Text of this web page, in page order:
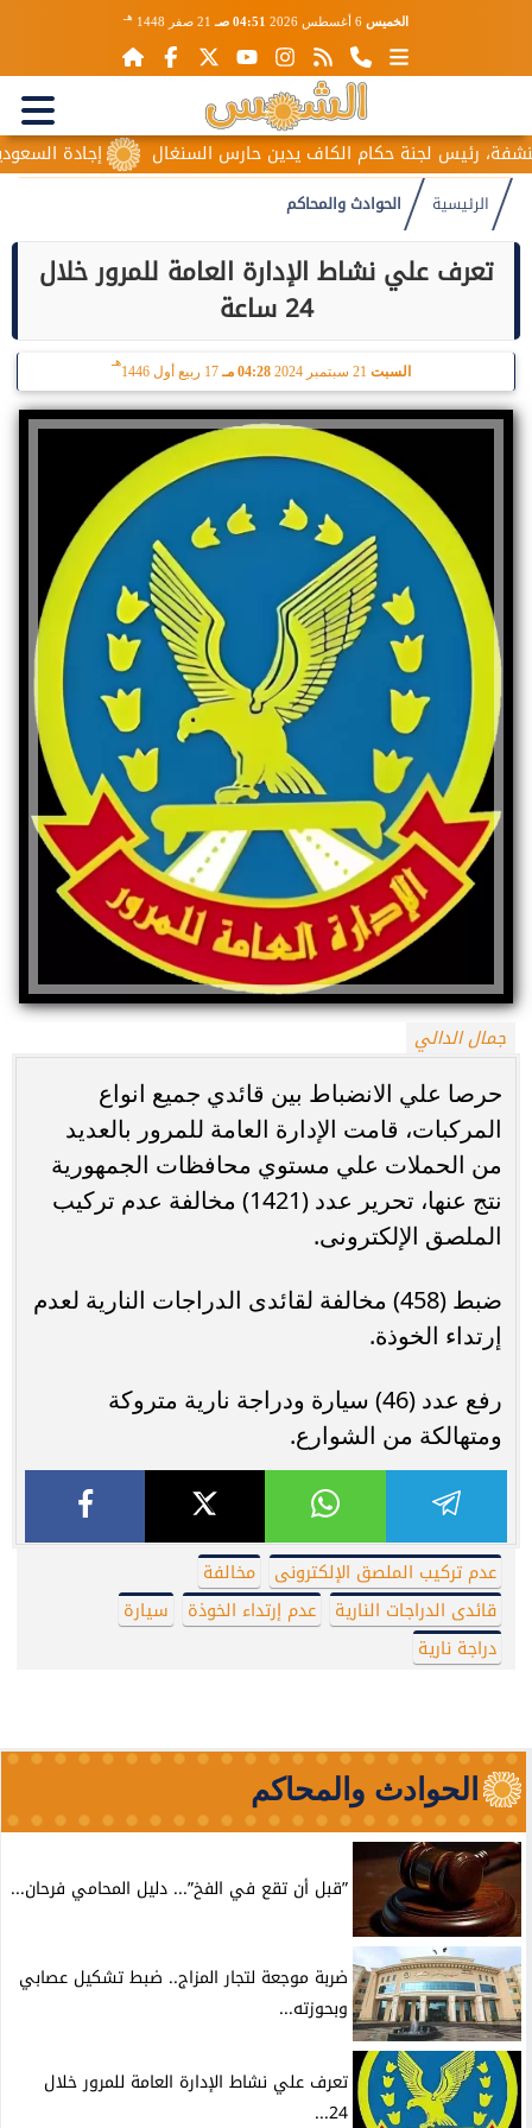
الخميس 04:51 صـ 21 صفر 1448 هـ
إجادة السعودية رئيس لجنة حكام الكاف يدين حارس السنغال
الرئيسية الحوادث والمحاكم
تعرف علي نشاط الإدارة العامة للمرور خلال
24 ساعة
السبت 04:28 مـ 17 ربيع أول 1446
هـ
جمال الدالي
حرصا علي الانضباط بين قائدي جميع انواع
المركبات، قامت الإدارة العامة للمرور بالعديد
من الحملات علي مستوي محافظات الجمهورية
نتج عنها، تحرير عدد (1421) مخالفة عدم تركيب
الملصق الإلكترونى.
ضبط (458) مخالفة لقائدى الدراجات النارية لعدم
إرتداء الخوذة.
رفع عدد (46) سيارة ودراجة نارية متروكة
ومتهالكة من الشوارع.
عدم تركيب الملصق الإلكترونى
مخالفة
قائدى الدراجات النارية
عدم إرتداء الخوذة
سيارة
دراجة نارية
الحوادث والمحاكم
”قبل أن تقع في الفخ”... دليل المحامي فرحان...
ضربة موجعة لتجار المزاج.. ضبط تشكيل عصابي
وبحوزته...
تعرف علي نشاط الإدارة العامة للمرور خلال
24...